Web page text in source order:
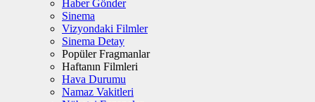
Haber Gönder
Sinema
Vizyondaki Filmler
Sinema Detay
Popüler Fragmanlar
Haftanın Filmleri
Hava Durumu
Namaz Vakitleri